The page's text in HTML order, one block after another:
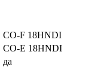
CO-F 18HNDI
CO-E 18HNDI
да